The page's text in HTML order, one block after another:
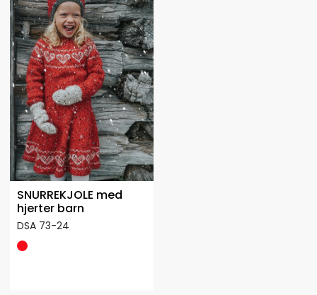
SNURREKJOLE med
hjerter barn
DSA 73-24